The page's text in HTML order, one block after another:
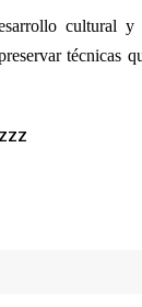
cultural y
técnicas
zzz